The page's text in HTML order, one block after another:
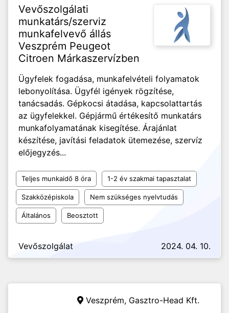
Vevőszolgálati
munkatárs/szerviz
munkafelvevő állás
Veszprém Peugeot
Citroen Márkaszervízben
Ügyfelek fogadása, munkafelvételi folyamatok
lebonyolítása. Ügyfél igények rögzítése,
tanácsadás. Gépkocsi átadása, kapcsolattartás
az ügyfelekkel. Gépjármű értékesítő munkatárs
munkafolyamatának kisegítése. Árajánlat
készítése, javítási feladatok ütemezése, szervíz
előjegyzés...
Teljes munkaidő 8 óra 1-2 év szakmai tapasztalat
Szakközépiskola Nem szükséges nyelvtudás
Általános Beosztott
Vevőszolgálat 2024. 04. 10.
Veszprém, Gasztro-Head Kft.